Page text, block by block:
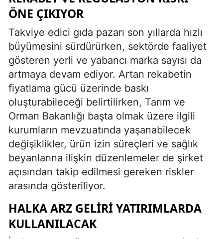
ÖNE ÇIKIYOR
Takviye edici gıda pazarı son yıllarda hızlı
büyümesini sürdürürken, sektörde faaliyet
gösteren yerli ve yabancı marka sayısı da
artmaya devam ediyor. Artan rekabetin
fiyatlama gücü üzerinde baskı
oluşturabileceği belirtilirken, Tarım ve
Orman Bakanlığı başta olmak üzere ilgili
kurumların mevzuatında yaşanabilecek
değişiklikler, ürün izin süreçleri ve sağlık
beyanlarına ilişkin düzenlemeler de şirket
açısından takip edilmesi gereken riskler
arasında gösteriliyor.
HALKA ARZ GELIRI YATIRIMLARDA
KULLANILACAK